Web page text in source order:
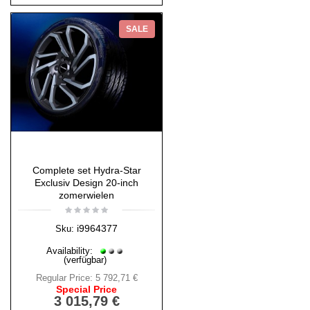
SALE
Complete set Hydra-Star
Exclusiv Design 20-inch
zomerwielen
Sku: i9964377
Availability:
(verfügbar)
Regular Price: 5 792,71 €
Special Price
3 015,79 €